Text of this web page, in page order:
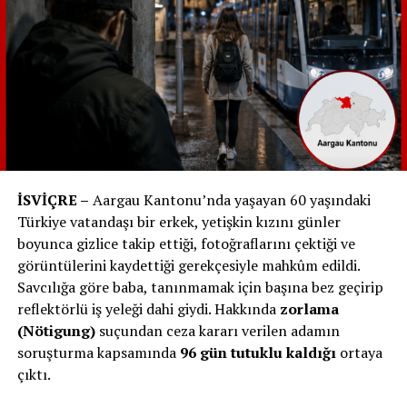
ışığında sağlık profesyonellerini suçlamalardan
büyük ölçüde akladı. İnceleme, doğum sırasındaki
her adımın ve alınan her kararın zor bir denge
üzerinde olduğunu ortaya koydu.
Mahkeme Kararı ve Tazminat:Doktorlar ve
ebe, mahkeme tarafından suçsuz bulundu. Ancak,
sorgulanan kararlar nedeniyle bir doktor,
tazminat ödemeye mahkum edildi. Bu, hukuki
sürecin tarafları arasındaki bir tür çözüm ve
sorumluluğun paylaşılması anlamına geldi.
Mahkeme Başkanı’nın Duygusal Açıklamaları:
Mahkeme Başkanı Roland Strauss, kararın aile
için trajik olduğunu belirtti. Bu durumu bir
insanlık trajedisi olarak tanımlayarak, kararın
tüm taraflar için kayıplarla dolu olduğunu ifade
etti.
İSVİÇRE – Aargau Kantonu’nda yaşayan 60 yaşındaki
Türkiye vatandaşı bir erkek, yetişkin kızını günler
boyunca gizlice takip ettiği, fotoğraflarını çektiği ve
görüntülerini kaydettiği gerekçesiyle mahkûm edildi.
Savcılığa göre baba, tanınmamak için başına bez geçirip
reflektörlü iş yeleği dahi giydi. Hakkında zorlama
(Nötigung)suçundan ceza kararı verilen adamın
soruşturma kapsamında 96 gün tutuklu kaldığıortaya
çıktı.